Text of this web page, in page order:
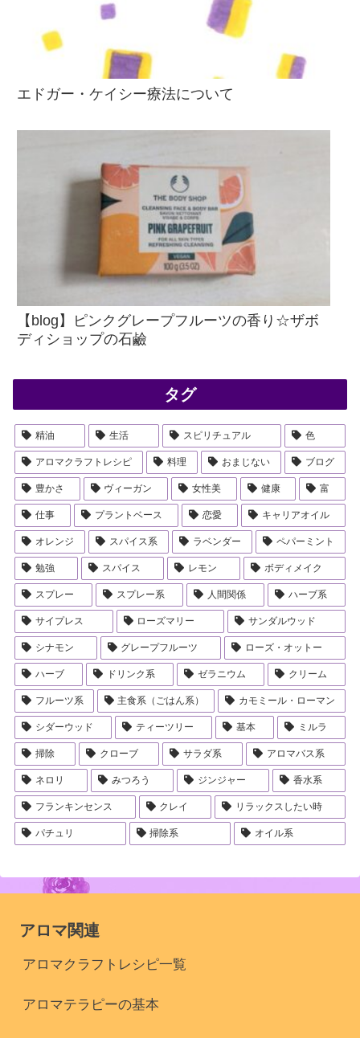
エドガー・ケイシー療法について
【blog】ピンクグレープフルーツの香り☆ザボ
ディショップの石鹼
タグ
精油 生活 スピリチュアル 色
アロマクラフトレシピ 料理 おまじない ブログ
豊かさ ヴィーガン 女性美 健康 富
仕事 プラントベース 恋愛 キャリアオイル
オレンジ スパイス系 ラベンダー ペパーミント
勉強 スパイス レモン ボディメイク
スプレー スプレー系 人間関係 ハーブ系
サイプレス ローズマリー サンダルウッド
シナモン グレープフルーツ ローズ・オットー
ハーブ ドリンク系 ゼラニウム クリーム
フルーツ系 主食系（ごはん系） カモミール・ローマン
シダーウッド ティーツリー 基本 ミルラ
掃除 クローブ サラダ系 アロマバス系
ネロリ みつろう ジンジャー 香水系
フランキンセンス クレイ リラックスしたい時
パチュリ 掃除系 オイル系
アロマ関連
アロマクラフトレシピ一覧
アロマテラピーの基本